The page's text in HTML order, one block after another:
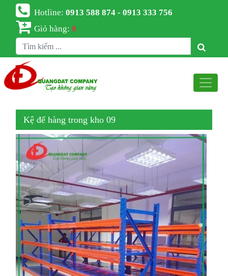
Hotline:0913 588 874 - 0913 333 756
Giỏ hàng:0
Kệ để hàng trong kho 09